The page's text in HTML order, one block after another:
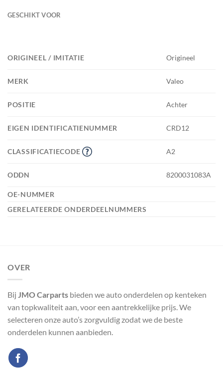
GESCHIKT VOOR
ORIGINEEL / IMITATIE Origineel
MERK Valeo
POSITIE Achter
EIGEN IDENTIFICATIENUMMER CRD12
CLASSIFICATIECODE A2
ODDN 8200031083A
OE-NUMMER
GERELATEERDE ONDERDEELNUMMERS
OVER
Bij JMO Carparts bieden we auto onderdelen op kenteken
van topkwaliteit aan, voor een aantrekkelijke prijs. We
selecteren onze auto’s zorgvuldig zodat we de beste
onderdelen kunnen aanbieden.